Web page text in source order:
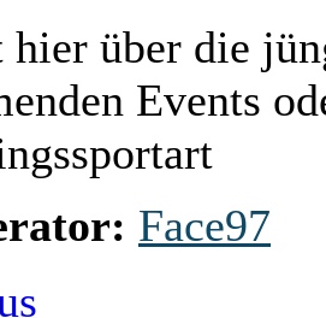
hier über die
Events
Face97